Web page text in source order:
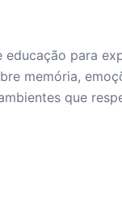
educação para
memória,
que